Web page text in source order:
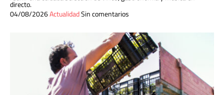
directo.
04/08/2026ActualidadSin comentarios